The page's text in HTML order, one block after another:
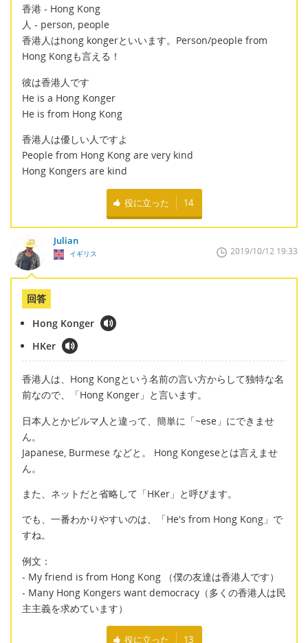
香港 - Hong Kong
人 - person, people
香港人はhong kongerといいます。Person/people from
Hong Kongも言える！
彼は香港人です
He is a Hong Konger
He is from Hong Kong
香港人は優しい人ですよ
People from Hong Kong are very kind
Hong Kongers are kind
役に立った 14
Julian
イギリス 2019/10/12 19:33
回答
Hong Konger
HKer
香港人は、Hong Kongという名前の言い方からして独特な名
前なので、「Hong Konger」と言います。
日本人とかビルマ人と違って、簡単に「~ese」にできませ
ん。
Japanese, Burmese などと。 Hong Kongeseとは言えませ
ん。
また、ネットだと省略して「HKer」と呼びます。
でも、一番わかりやすいのは、「He's from Hong Kong」で
すね。
例文：
- My friend is from Hong Kong （僕の友達は香港人です）
- Many Hong Kongers want democracy（多くの香港人は民
主主義を求めています）
役に立った 13